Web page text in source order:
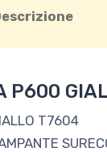
P600
T7604